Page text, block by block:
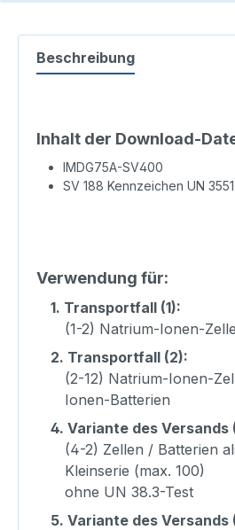
Beschreibung
Inhalt der Download-
IMDG75A-SV400
SV 188 Kennzeichen UN 3551
Verwendung für:
1. Transportfall (1):
(1-2) Natrium-Ionen-
2. Transportfall (2):
(2-12) Natrium-Ionen-
Ionen-Batterien
4. Variante des Versands
(4-2) Zellen / Batterien
Kleinserie (max. 100)
ohne UN 38.3-Test
5. Variante des Versands